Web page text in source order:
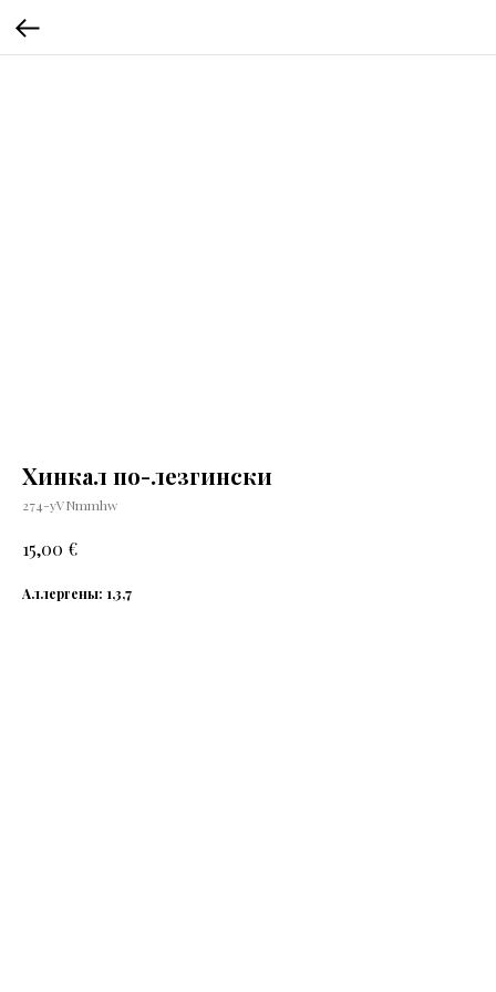
Хинкал по-лезгински
274-yVNmmhw
15,00 €
Аллергены: 1,3,7